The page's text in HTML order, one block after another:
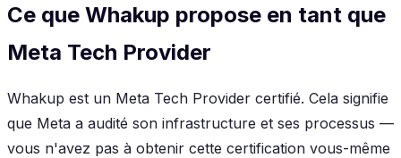
Ce que Whakup propose en tant que
Meta Tech Provider
Whakup est un Meta Tech Provider certifié. Cela signifie
que Meta a audité son infrastructure et ses processus —
vous n'avez pas à obtenir cette certification vous-même